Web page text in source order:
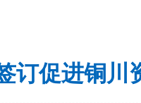
订促进铜川